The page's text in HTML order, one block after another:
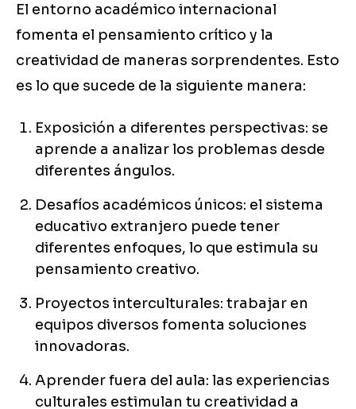
El entorno académico internacional
fomenta el pensamiento crítico y la
creatividad de maneras sorprendentes. Esto
es lo que sucede de la siguiente manera:
Exposición a diferentes perspectivas: se
aprende a analizar los problemas desde
diferentes ángulos.
Desafíos académicos únicos: el sistema
educativo extranjero puede tener
diferentes enfoques, lo que estimula su
pensamiento creativo.
Proyectos interculturales: trabajar en
equipos diversos fomenta soluciones
innovadoras.
Aprender fuera del aula: las experiencias
culturales estimulan tu creatividad a